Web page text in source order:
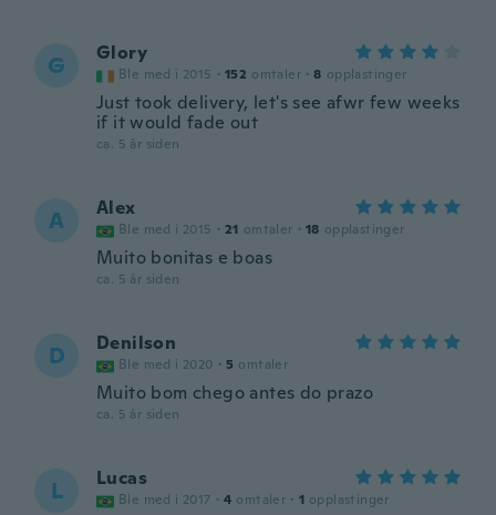
G Glory
Ble med i 2015 · 152 omtaler · 8 opplastinger
Just took delivery, let's see afwr few weeks
if it would fade out
ca. 5 år siden
A Alex
Ble med i 2015 · 21 omtaler · 18 opplastinger
Muito bonitas e boas
ca. 5 år siden
D Denilson
Ble med i 2020 · 5 omtaler
Muito bom chego antes do prazo
ca. 5 år siden
L Lucas
Ble med i 2017 · 4 omtaler · 1 opplastinger